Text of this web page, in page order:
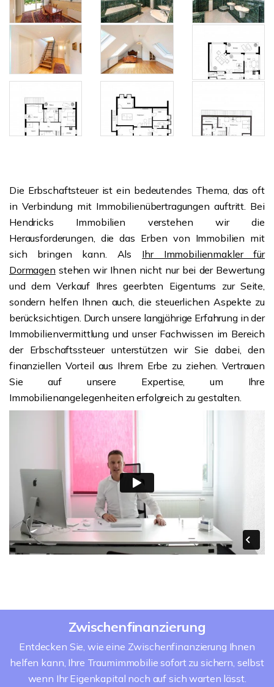
Die Erbschaftsteuer ist ein bedeutendes Thema, das oft
in Verbindung mit Immobilienübertragungen auftritt. Bei
Hendricks Immobilien verstehen wir die
Herausforderungen, die das Erben von Immobilien mit
sich bringen kann. Als Ihr Immobilienmakler für
Dormagen stehen wir Ihnen nicht nur bei der Bewertung
und dem Verkauf Ihres geerbten Eigentums zur Seite,
sondern helfen Ihnen auch, die steuerlichen Aspekte zu
berücksichtigen. Durch unsere langjährige Erfahrung in der
Immobilienvermittlung und unser Fachwissen im Bereich
der Erbschaftssteuer unterstützen wir Sie dabei, den
finanziellen Vorteil aus Ihrem Erbe zu ziehen. Vertrauen
Sie auf unsere Expertise, um Ihre
Immobilienangelegenheiten erfolgreich zu gestalten.
Zwischenfinanzierung
Entdecken Sie, wie eine Zwischenfinanzierung Ihnen
helfen kann, Ihre Traumimmobilie sofort zu sichern, selbst
wenn Ihr Eigenkapital noch auf sich warten lässt.